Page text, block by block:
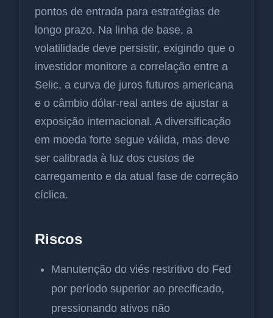
pontos de entrada para estratégias de
longo prazo. Na linha de base, a
volatilidade deve persistir, exigindo que o
investidor monitore a correlação entre a
Selic, a curva de juros futuros americana
e o câmbio dólar-real antes de ajustar a
exposição internacional. A diversificação
em moeda forte segue válida, mas deve
ser calibrada à luz dos custos de
carregamento e da atual fase de correção
cíclica.
Riscos
Manutenção do viés restritivo do Fed
por período superior ao precificado,
pressionando ativos não